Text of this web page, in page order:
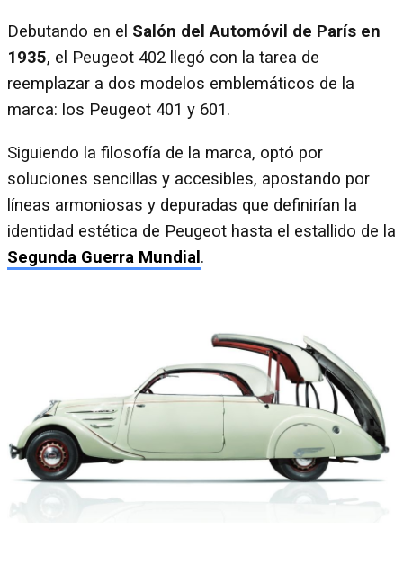
Debutando en el Salón del Automóvil de París en
1935, el Peugeot 402 llegó con la tarea de
reemplazar a dos modelos emblemáticos de la
marca: los Peugeot 401 y 601.
Siguiendo la filosofía de la marca, optó por
soluciones sencillas y accesibles, apostando por
líneas armoniosas y depuradas que definirían la
identidad estética de Peugeot hasta el estallido de la
Segunda Guerra Mundial.